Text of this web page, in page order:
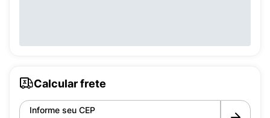
Calcular frete
Informe seu CEP